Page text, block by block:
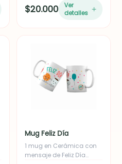
$20.000
Ver
detalles
Mug Feliz Día
1 mug en Cerámica con
mensaje de Feliz Día